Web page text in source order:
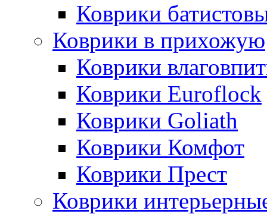
Коврики
Коврики в прихожую
Коврики
Коврики Euroflock
Коврики Goliath
Коврики Комфот
Коврики Прест
Коврики